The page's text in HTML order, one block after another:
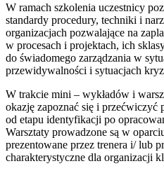
W ramach szkolenia uczestnicy
standardy procedury, techniki i
organizacjach pozwalające na
w procesach i projektach, ich
do świadomego zarządzania w
przewidywalności i sytuacjach
W trakcie mini – wykładów i
okazję zapoznać się i przećwiczyć
od etapu identyfikacji po
Warsztaty prowadzone są w
prezentowane przez trenera i/ lub
charakterystyczne dla organizacji